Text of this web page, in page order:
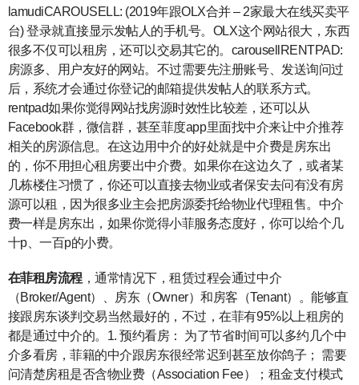
lamudiCAROUSELL: (2019年跟OLX合并 – 2家最大在线买卖平
台) 登录就直接显示发帖人的手机号。OLX这个网站很大，东西
很多不仅可以租房，还可以交易其它的。carousellRENTPAD:
房源多、用户友好的网站。不过需要先注册账号、发送询问过
后，系统才会通过你登记的邮箱提供发帖人的联系方式。
rentpad如果你觉得网站找房源时效性比较差，还可以从
Facebook群，微信群，甚至菲度app里面找中介来让中介推荐
相关的房源信息。在这边用中介的好处就是中介费是房东出
的，你不用担心租房要出中介费。如果你在这边久了，或者某
几栋楼住习惯了，你还可以直接去物业或者保安去问有没有房
源可以租，因为很多业主会把房源委托给物业代理租售。中介
费一样是房东出，如果你觉得小菲服务态度好，你可以给个几
十p、一百p的小费。
在菲租房流程，通常情况下，租赁过程会通过中介
（Broker/Agent）、房东（Owner）和房客（Tenant）。能够直
接跟房东谈判交易当然最好的，不过，在菲有95%以上租房的
都是通过中介的。1. 预约看房： 为了节省时间可以多约几个中
介多看房，菲籍的中介跟房东很经常迟到甚至放你鸽子； 需要
问清楚房租是否含物业费（Association Fee）；租金支付模式